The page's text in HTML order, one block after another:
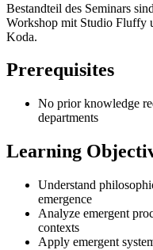
Bestandteil des Seminars
Workshop mit Studio Fluffy
Koda.
Prerequisites
No prior knowledge
departments
Learning
Understand
emergence
Analyze emergent
contexts
Apply emergent